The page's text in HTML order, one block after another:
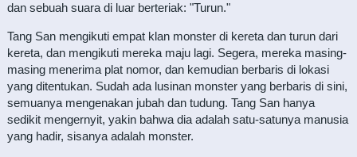
dan sebuah suara di luar berteriak: "Turun."
Tang San mengikuti empat klan monster di kereta dan turun dari
kereta, dan mengikuti mereka maju lagi. Segera, mereka masing-
masing menerima plat nomor, dan kemudian berbaris di lokasi
yang ditentukan. Sudah ada lusinan monster yang berbaris di sini,
semuanya mengenakan jubah dan tudung. Tang San hanya
sedikit mengernyit, yakin bahwa dia adalah satu-satunya manusia
yang hadir, sisanya adalah monster.